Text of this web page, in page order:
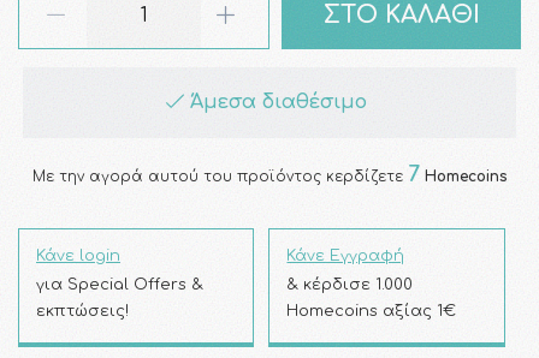
ΣΤΟ ΚΑΛΑΘΙ
Άμεσα διαθέσιμο
Με την αγορά αυτού του προϊόντος κερδίζετε 7 Homecoins
Κάνε login
για Special Offers &
εκπτώσεις!
Κάνε Εγγραφή
& κέρδισε 1.000
Homecoins αξίας 1€